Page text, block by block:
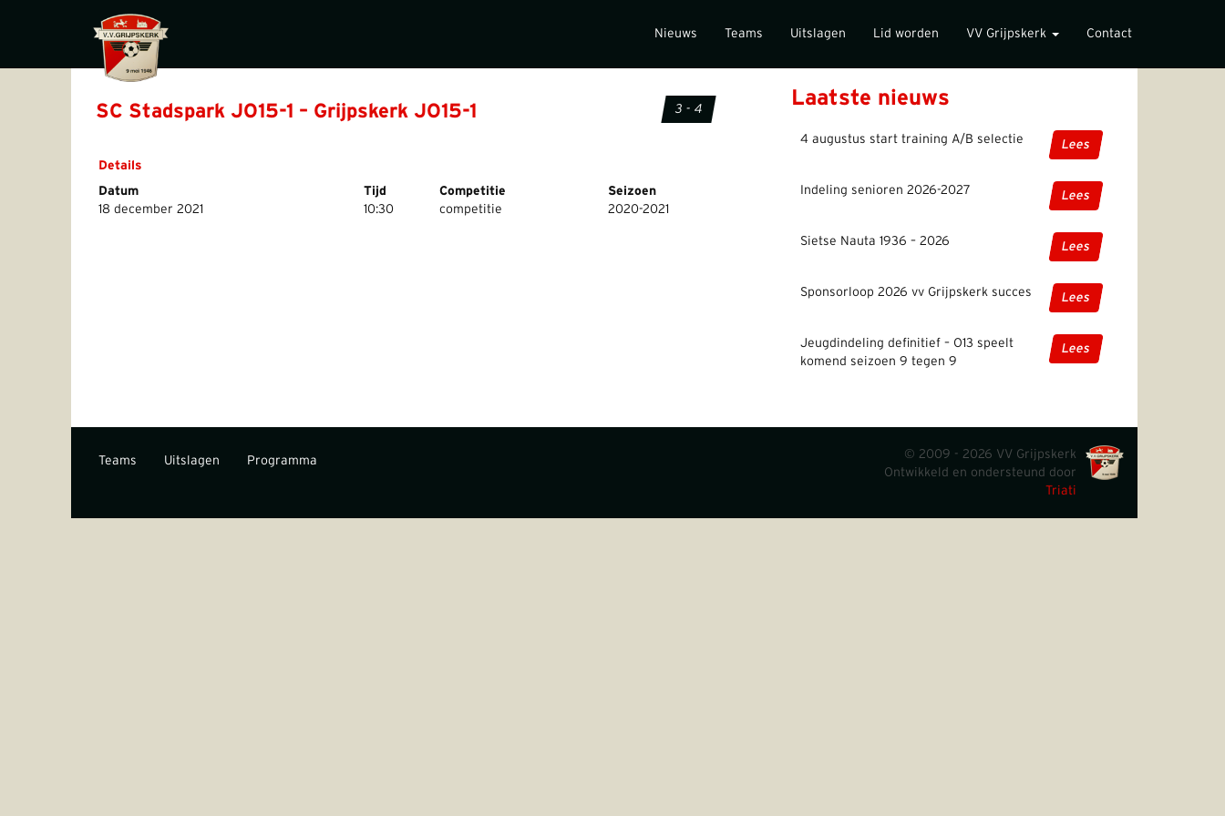
Nieuws Teams Uitslagen Lid worden VV Grijpskerk Contact
SC Stadspark JO15-1 – Grijpskerk JO15-1 3 - 4
Details
Datum
Tijd Competitie
Seizoen
18 december 2021
10:30 competitie 2020-2021
Laatste nieuws
4 augustus start training A/B selectie Lees
Indeling senioren 2026-2027 Lees
Sietse Nauta 1936 – 2026 Lees
Sponsorloop 2026 vv Grijpskerk succes Lees
Jeugdindeling definitief – O13 speelt
komend seizoen 9 tegen 9
Lees
Teams Uitslagen Programma
© 2009 - 2026 VV Grijpskerk
Ontwikkeld en ondersteund door
Triati